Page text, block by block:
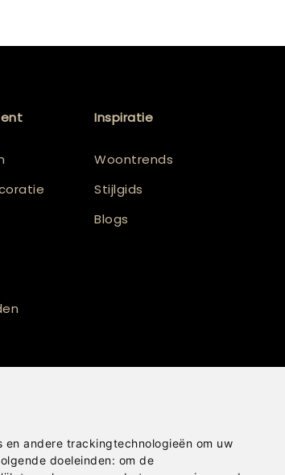
andere trackingtechnologieën om uw
doeleinden: om de
Inspiratie
Woontrends
Stijlgids
Blogs